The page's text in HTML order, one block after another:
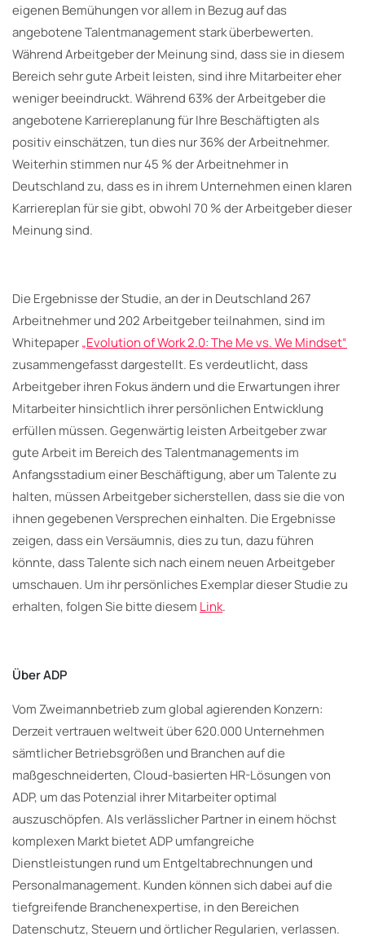
eigenen Bemühungen vor allem in Bezug auf das
angebotene Talentmanagement stark überbewerten.
Während Arbeitgeber der Meinung sind, dass sie in diesem
Bereich sehr gute Arbeit leisten, sind ihre Mitarbeiter eher
weniger beeindruckt. Während 63% der Arbeitgeber die
angebotene Karriereplanung für Ihre Beschäftigten als
positiv einschätzen, tun dies nur 36% der Arbeitnehmer.
Weiterhin stimmen nur 45 % der Arbeitnehmer in
Deutschland zu, dass es in ihrem Unternehmen einen klaren
Karriereplan für sie gibt, obwohl 70 % der Arbeitgeber dieser
Meinung sind.
Die Ergebnisse der Studie, an der in Deutschland 267
Arbeitnehmer und 202 Arbeitgeber teilnahmen, sind im
Whitepaper„Evolution of Work 2.0: The Me vs. We Mindset“
zusammengefasst dargestellt. Es verdeutlicht, dass
Arbeitgeber ihren Fokus ändern und die Erwartungen ihrer
Mitarbeiter hinsichtlich ihrer persönlichen Entwicklung
erfüllen müssen. Gegenwärtig leisten Arbeitgeber zwar
gute Arbeit im Bereich des Talentmanagements im
Anfangsstadium einer Beschäftigung, aber um Talente zu
halten, müssen Arbeitgeber sicherstellen, dass sie die von
ihnen gegebenen Versprechen einhalten. Die Ergebnisse
zeigen, dass ein Versäumnis, dies zu tun, dazu führen
könnte, dass Talente sich nach einem neuen Arbeitgeber
umschauen. Um ihr persönliches Exemplar dieser Studie zu
erhalten, folgen Sie bitte diesem Link.
Über ADP
Vom Zweimannbetrieb zum global agierenden Konzern:
Derzeit vertrauen weltweit über 620.000 Unternehmen
sämtlicher Betriebsgrößen und Branchen auf die
maßgeschneiderten, Cloud-basierten HR-Lösungen von
ADP, um das Potenzial ihrer Mitarbeiter optimal
auszuschöpfen. Als verlässlicher Partner in einem höchst
komplexen Markt bietet ADP umfangreiche
Dienstleistungen rund um Entgeltabrechnungen und
Personalmanagement. Kunden können sich dabei auf die
tiefgreifende Branchenexpertise, in den Bereichen
Datenschutz, Steuern und örtlicher Regularien, verlassen.